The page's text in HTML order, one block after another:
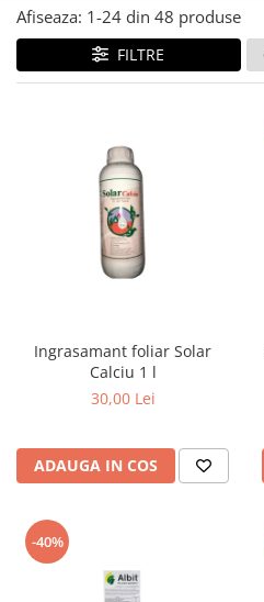
Afiseaza: 1-24 din 48 produse
FILTRE
Ingrasamant foliar Solar
Calciu 1 l
30,00 Lei
ADAUGA IN COS
-40%